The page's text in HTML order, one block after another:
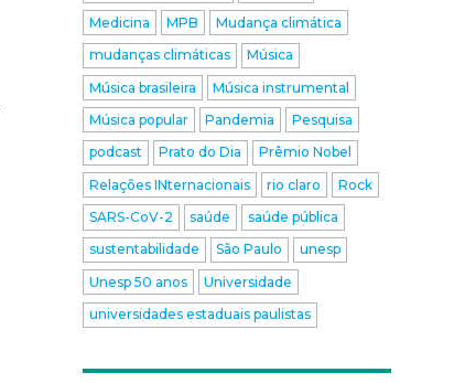
Medicina
MPB
Mudança climática
mudanças climáticas
Música
Música brasileira
Música instrumental
Música popular
Pandemia
Pesquisa
podcast
Prato do Dia
Prêmio Nobel
Relações INternacionais
rio claro
Rock
SARS-CoV-2
saúde
saúde pública
sustentabilidade
São Paulo
unesp
Unesp 50 anos
Universidade
universidades estaduais paulistas